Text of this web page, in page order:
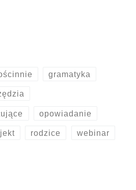
gramatyka
opowiadanie
rodzice webinar